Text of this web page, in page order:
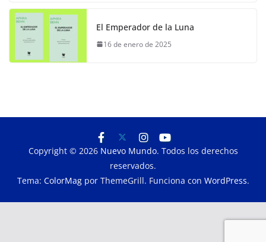
El Emperador de la Luna
16 de enero de 2025
Copyright © 2026 Nuevo Mundo. Todos los derechos
reservados.
Tema: ColorMagpor ThemeGrill. Funciona con WordPress.